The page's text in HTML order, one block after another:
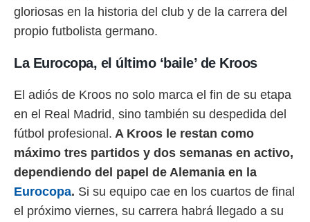
e
mediante
publicidad
de
1199
gloriosas en la historia del club y de la carrera del
propio futbolista germano.
La Eurocopa, el último ‘baile’ de Kroos
El adiós de Kroos no solo marca el fin de su etapa
en el Real Madrid, sino también su despedida del
fútbol profesional. A Kroos le restan como
máximo tres partidos y dos semanas en activo,
dependiendo del papel de Alemania en la
Eurocopa. Si su equipo cae en los cuartos de final
el próximo viernes, su carrera habrá llegado a su